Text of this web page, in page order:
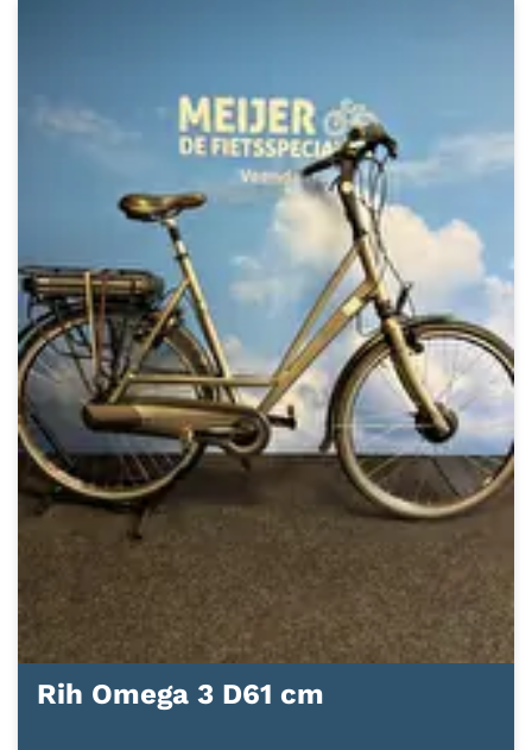
Rih Omega 3 D61 cm